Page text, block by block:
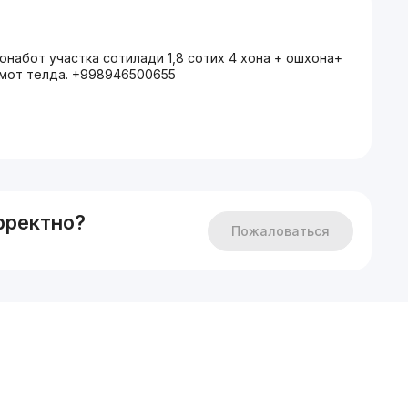
участка сотилади 1,8 сотих 4 хона + ошхона+
телда. +998946500655
Пожаловаться